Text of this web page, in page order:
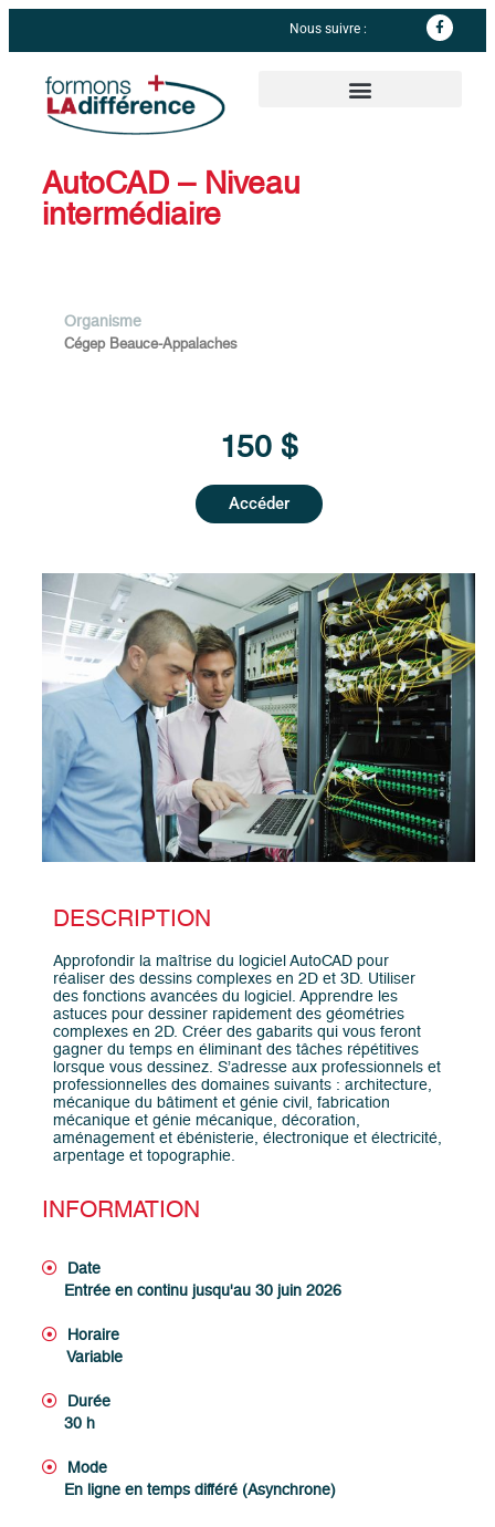
Nous suivre :
AutoCAD – Niveau
intermédiaire
Organisme
Cégep Beauce-Appalaches
150 $
Accéder
DESCRIPTION
Approfondir la maîtrise du logiciel AutoCAD pour
réaliser des dessins complexes en 2D et 3D. Utiliser
des fonctions avancées du logiciel. Apprendre les
astuces pour dessiner rapidement des géométries
complexes en 2D. Créer des gabarits qui vous feront
gagner du temps en éliminant des tâches répétitives
lorsque vous dessinez. S’adresse aux professionnels et
professionnelles des domaines suivants : architecture,
mécanique du bâtiment et génie civil, fabrication
mécanique et génie mécanique, décoration,
aménagement et ébénisterie, électronique et électricité,
arpentage et topographie.
INFORMATION
Date
Entrée en continu jusqu'au 30 juin 2026
Horaire
Variable
Durée
30 h
Mode
En ligne en temps différé (Asynchrone)